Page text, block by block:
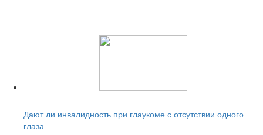
Дают ли инвалидность при глаукоме с отсутствии одного
глаза